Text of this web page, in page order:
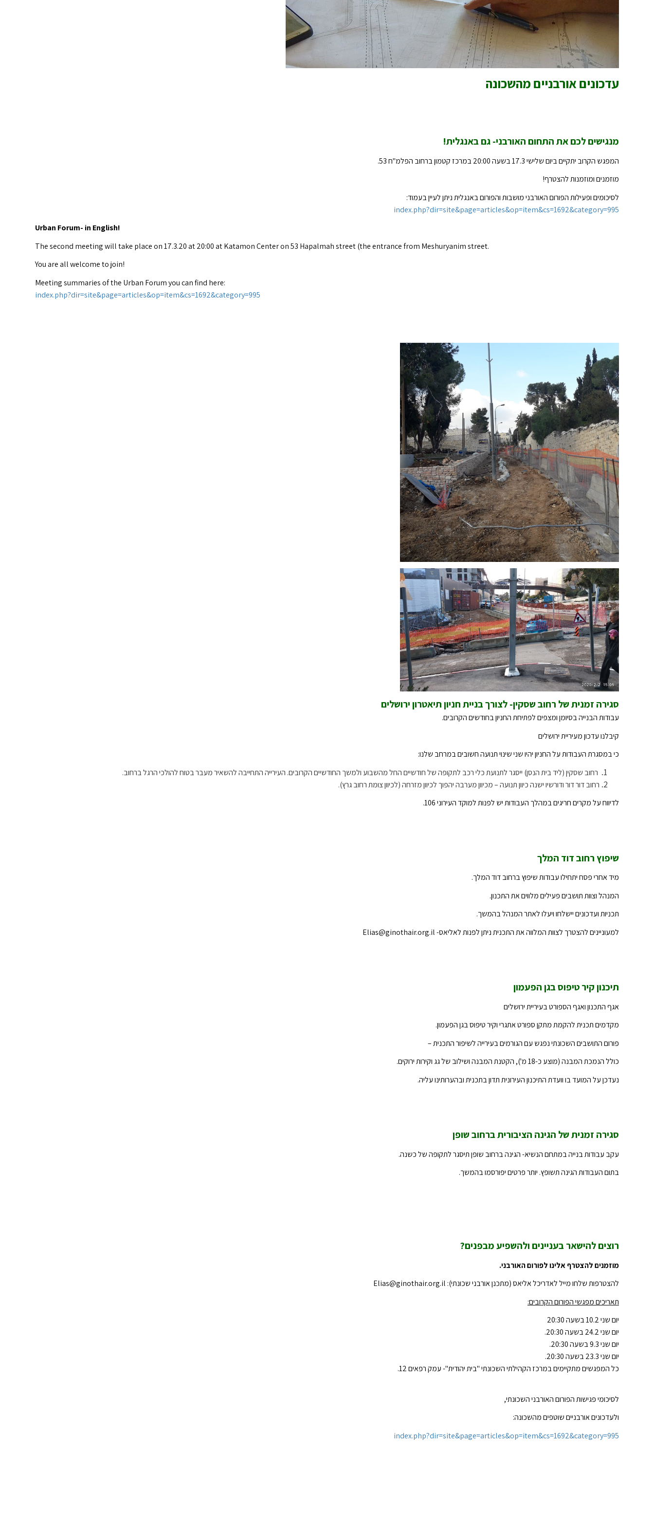
עדכונים אורבניים מהשכונה
מנגישים לכם את התחום האורבני- גם באנגלית!
המפגש הקרוב יתקיים ביום שלישי 17.3 בשעה 20:00 במרכז קטמון ברחוב הפלמ "ח 53
.
מוזמנים ומוזמנות להצטרף!
לסיכומים ופעילות הפורום האורבני מושבות והפורום באנגלית ניתן לעיין בעמוד:
index.php?dir=site&page=articles&op=item&cs=1692&category=995
Urban Forum- in English!
The second meeting will take place on 17.3.20 at 20:00 at Katamon Center on 53 Hapalmah street (the entrance from Meshuryanim street.
You are all welcome to join!
Meeting summaries of the Urban Forum you can find here:
index.php?dir=site&page=articles&op=item&cs=1692&category=995
סגירה זמנית של רחוב שסקין- לצורך בניית חניון תיאטרון ירושלים
עבודות הבנייה בסיומן ומצפים לפתיחת החניון בחודשים הקרובים.
קיבלנו עדכון מעיריית ירושלים
כי במסגרת העבודות על החניון יהיו שני שינוי תנועה חשובים במרחב שלנו:
רחוב שסקין (ליד בית הנסן) ייסגר לתנועת כלי רכב לתקופה של חודשיים החל מהשבוע ולמשך החודשיים הקרובים. העירייה התחייבה להשאיר מעבר בטוח להולכי הרגל ברחוב.
רחוב דור דור ודורשיו ישנה כיוון תנועה – מכיוון מערבה יהפוך לכיוון מזרחה (לכיוון צומת רחוב גרץ).
לדיווח על מקרים חריגים במהלך העבודות יש לפנות למוקד העירוני 106.
שיפוץ רחוב דוד המלך
מיד אחרי פסח יתחילו עבודות שיפוץ ברחוב דוד המלך.
המנהל וצוות תושבים פעילים מלווים את התכנון.
תכניות ועדכונים יישלחו ויעלו לאתר המנהל בהמשך.
למעוניינים להצטרך לצוות המלווה את התכנית ניתן לפנות לאליאס-Elias@ginothair.org.il
תיכנון קיר טיפוס בגן הפעמון
אגף התכנון ואגף הספורט בעיריית ירושלים
מקדמים תכנית להקמת מתקן ספורט אתגרי וקיר טיפוס בגן הפעמון.
פורום התושבים השכונתי נפגש עם הגורמים בעירייה לשיפור התכנית –
כולל הנמכת המבנה (מוצע כ-18 מ'), הקטנת המבנה ושילוב של גג וקירות ירוקים.
נעדכן על המועד בו וועדת התיכנון העירונית תדון בתכנית ובהערותינו עליה.
סגירה זמנית של הגינה הציבורית ברחוב שופן
עקב עבודות בנייה במתחם הנשיא- הגינה ברחוב שופן תיסגר לתקופה של כשנה.
בתום העבודות הגינה תשופץ. יותר פרטים יפורסמו בהמשך.
רוצים להישאר בעניינים ולהשפיע מבפנים?
מוזמנים להצטרף אלינו לפורום האורבני.
להצטרפות שלחו מייל לאדריכל אליאס (מתכנן אורבני שכונתי): Elias@ginothair.org.il
תאריכים מפגשי הפורום הקרובים:
יום שני 10.2 בשעה 20:30
יום שני 24.2 בשעה 20:30
.
יום שני 9.3 בשעה 20:30
.
יום שני 23.3 בשעה 20:30
.
כל המפגשים מתקיימים במרכז הקהילתי השכונתי "בית יהודית"- עמק רפאים 12
.
לסיכומי פגישות הפורום האורבני השכונתי,
ולעדכונים אורבניים שוטפים מהשכונה:
index.php?dir=site&page=articles&op=item&cs=1692&category=995